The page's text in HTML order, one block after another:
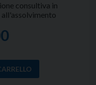
consultiva in